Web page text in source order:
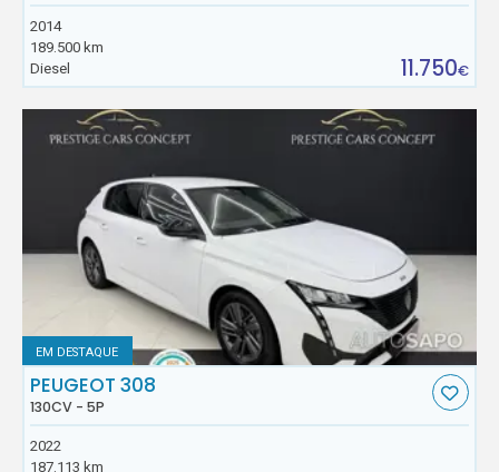
2014
189.500 km
Diesel
11.750€
EM DESTAQUE
PEUGEOT 308
130CV - 5P
2022
187.113 km